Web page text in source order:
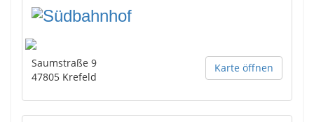
Karte öffnen
Saumstraße 9
47805 Krefeld